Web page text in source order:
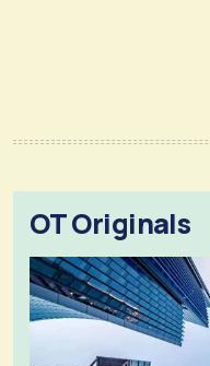
OT Originals